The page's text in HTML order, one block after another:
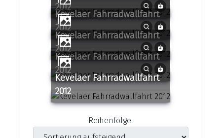
2012
Kevelaer Fahrradwallfahrt
2012
Kevelaer Fahrradwallfahrt
2012
Kevelaer Fahrradwallfahrt
2012
Kevelaer Fahrradwallfahrt
2012
Reihenfolge